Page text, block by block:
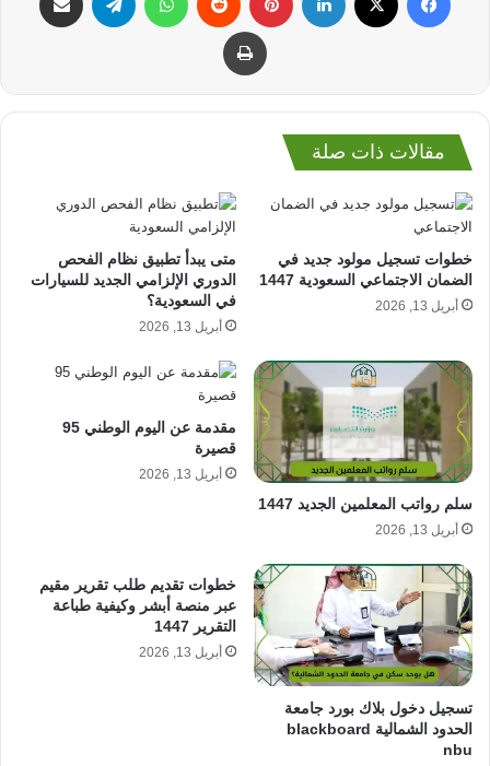
طباعة
مقالات ذات صلة
خطوات تسجيل مولود جديد في
الضمان الاجتماعي السعودية 1447
أبريل 13, 2026
متى يبدأ تطبيق نظام الفحص
الدوري الإلزامي الجديد للسيارات
في السعودية؟
أبريل 13, 2026
سلم رواتب المعلمين الجديد 1447
أبريل 13, 2026
مقدمة عن اليوم الوطني 95
قصيرة
أبريل 13, 2026
تسجيل دخول بلاك بورد جامعة
الحدود الشمالية blackboard
nbu
خطوات تقديم طلب تقرير مقيم
عبر منصة أبشر وكيفية طباعة
التقرير 1447
أبريل 13, 2026